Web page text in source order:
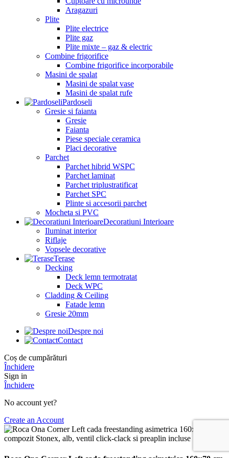
Aragazuri
Plite
Plite electrice
Plite gaz
Plite mixte – gaz & electric
Combine frigorifice
Combine frigorifice incorporabile
Masini de spalat
Masini de spalat vase
Masini de spalat rufe
Pardoseli
Gresie si faianta
Gresie
Faianta
Piese speciale ceramica
Placi decorative
Parchet
Parchet hibrid WSPC
Parchet laminat
Parchet triplustratificat
Parchet SPC
Plinte si accesorii parchet
Mocheta si PVC
Decoratiuni Interioare
Iluminat interior
Riflaje
Vopsele decorative
Terase
Decking
Deck lemn termotratat
Deck WPC
Cladding & Ceiling
Fatade lemn
Gresie 20mm
Despre noi
Contact
Coș de cumpărături
Închidere
Sign in
Închidere
No account yet?
Create an Account